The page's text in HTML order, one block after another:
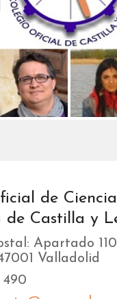
de
de Castilla y
Apartado
Valladolid
490